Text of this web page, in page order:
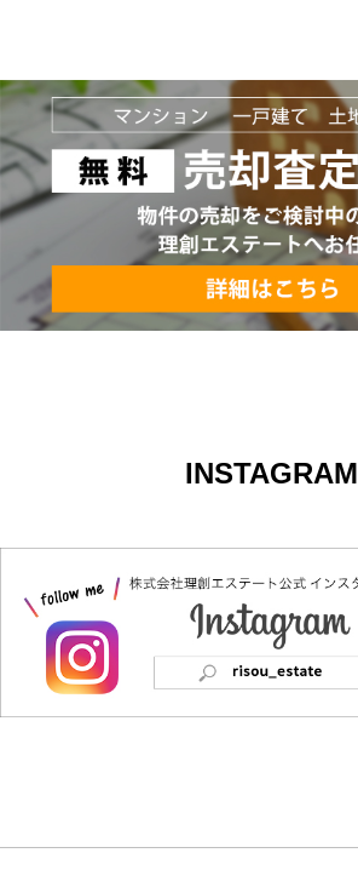
INSTAGRAM